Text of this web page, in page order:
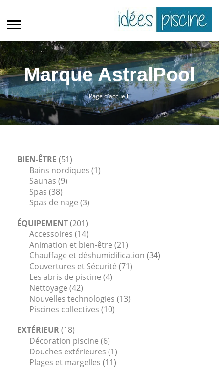
Marque AstralPool
Page d'accueil
BIEN-ÊTRE (51)
Bains nordiques (1)
Saunas (9)
Spas (38)
Spas de nage (3)
ÉQUIPEMENT(201)
Accessoires (14)
Animation et bien-être (21)
Chauffage et déshumidification (34)
Couvertures et Sécurité (71)
Les abris de piscine (4)
Nettoyage (42)
Nouvelles technologies (13)
Piscines collectives (10)
EXTÉRIEUR(18)
Décoration piscine (6)
Douches extérieures (1)
Plages et margelles (11)